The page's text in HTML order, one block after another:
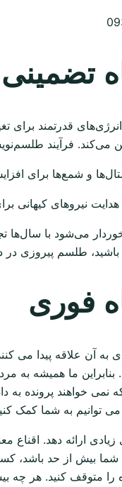
تضمینی
قدرتمند
می‌کند. فرآیند
و شمع‌ها برای
نیروهای کیهانی
می‌شود با
طلسم پیروزی در
فوری
به آن علاقه پیدا
ما همیشه به
خواهند پرونده به
به شما کمک
ارائه دهد.
از حد باشد، کسانی
را متوقف کنید. هر